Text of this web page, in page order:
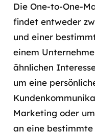
Die One-to-One-
findet entweder
und einer
einem
ähnlichen
um eine
Marketing oder
an eine